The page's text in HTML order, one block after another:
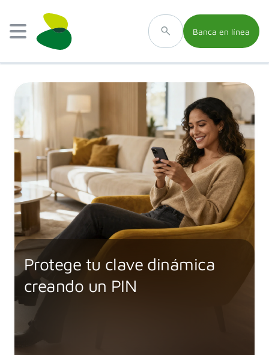
Banca en línea
Protege tu clave dinámica
creando un PIN​